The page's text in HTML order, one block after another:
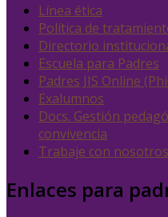
Línea ética
Política de
Directorio
Escuela para Padres
Padres JIS Online
Exalumnos
Docs. Gestión
convivencia
Trabaje con nosotros
Enlaces para